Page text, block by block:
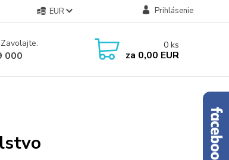
EUR Prihlásenie
000
0 ks
za 0,00 EUR